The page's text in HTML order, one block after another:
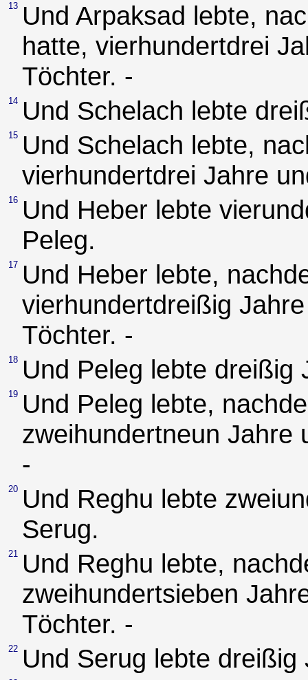
13 Und Arpaksad lebte,
hatte, vierhundertdrei
Töchter. -
14 Und Schelach lebte
15 Und Schelach lebte,
vierhundertdrei Jahre
16 Und Heber lebte
Peleg.
17 Und Heber lebte,
vierhundertdreißig
Töchter. -
18 Und Peleg lebte dreißig
19 Und Peleg lebte,
zweihundertneun Jahre
-
20 Und Reghu lebte
Serug.
21 Und Reghu lebte,
zweihundertsieben
Töchter. -
22 Und Serug lebte